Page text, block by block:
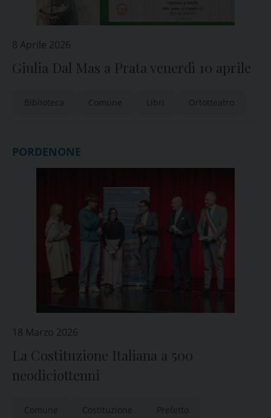
8 Aprile 2026
Giulia Dal Mas a Prata venerdì 10 aprile
Biblioteca Comune Libri Ortotteatro
PORDENONE
18 Marzo 2026
La Costituzione Italiana a 500
neodiciottenni
Comune Costituzione Prefetto